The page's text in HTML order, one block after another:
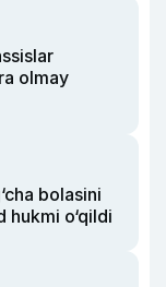
olmay
bolasini
o‘qildi